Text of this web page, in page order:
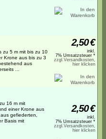
zu 5 m mit bis zu 10
Krone aus bis zu 3
aus
...
2,50€
inkl.
7% Umsatzsteuer *
zzgl.Versandkosten,
hier klicken
16 m mit
einer Krone aus
gefiederten,
Basis mit
2,50€
inkl.
7% Umsatzsteuer *
zzgl.Versandkosten,
hier klicken